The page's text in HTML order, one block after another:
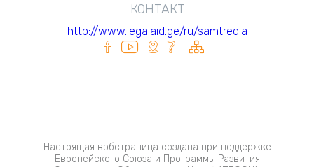
КОНТАКТ
http://www.legalaid.ge/ru/samtredia
Настоящая вэбстраница создана при поддержке
Европейского Союза и Программы Развития